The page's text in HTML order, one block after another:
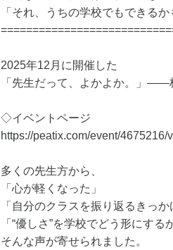
「それ、うちの学校でもできるか
2025年12月に開催した
「先生だって、よかよか。」――
◇イベントページ
https://peatix.com/event/4675216/
多くの先生方から、
「心が軽くなった」
「自分のクラスを振り返るきっか
「“優しさ”を学校でどう形にする
そんな声が寄せられました。